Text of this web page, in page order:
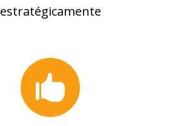
estratégicamente
